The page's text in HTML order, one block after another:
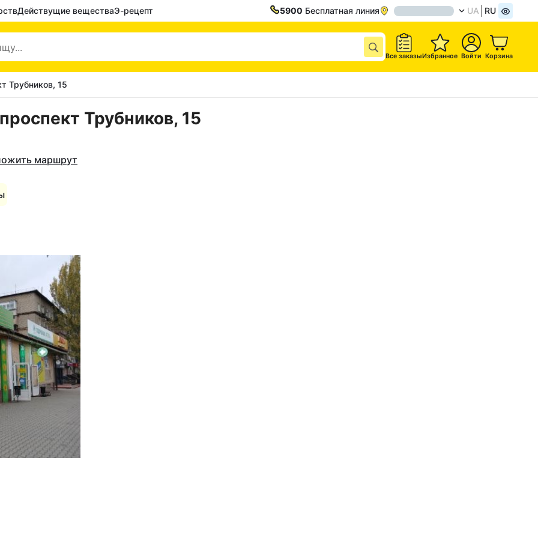
Действущие веществаЭ-рецепт 5900 Бесплатная линия UA RU
Все заказыИзбранное Войти Корзина
Трубников, 15
Трубников, 15
маршрут